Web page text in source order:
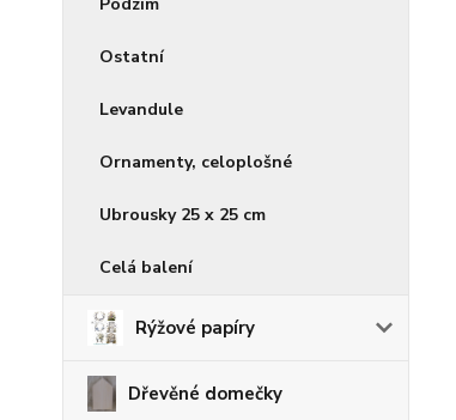
Ostatní
Levandule
Ornamenty, celoplošné
Ubrousky 25 x 25 cm
Celá balení
Rýžové papíry
Dřevěné domečky